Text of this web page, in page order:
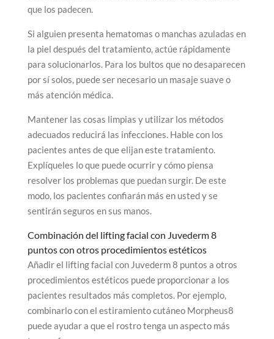
que los padecen.
Si alguien presenta hematomas o manchas azuladas en
la piel después del tratamiento, actúe rápidamente
para solucionarlos. Para los bultos que no desaparecen
por sí solos, puede ser necesario un masaje suave o
más atención médica.
Mantener las cosas limpias y utilizar los métodos
adecuados reducirá las infecciones. Hable con los
pacientes antes de que elijan este tratamiento.
Explíqueles lo que puede ocurrir y cómo piensa
resolver los problemas que puedan surgir. De este
modo, los pacientes confiarán más en usted y se
sentirán seguros en sus manos.
Combinación del lifting facial con Juvederm 8
puntos con otros procedimientos estéticos
Añadir el lifting facial con Juvederm 8 puntos a otros
procedimientos estéticos puede proporcionar a los
pacientes resultados más completos. Por ejemplo,
combinarlo con el estiramiento cutáneo Morpheus8
puede ayudar a que el rostro tenga un aspecto más